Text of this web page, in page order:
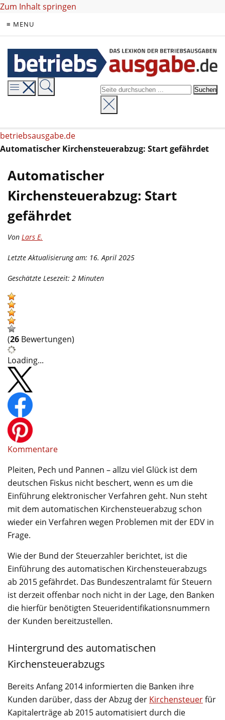
Zum Inhalt springen
≡ MENU
betriebsausgabe.de
Automatischer Kirchensteuerabzug: Start gefährdet
Automatischer
Kirchensteuerabzug: Start
gefährdet
Von Lars E.
Letzte Aktualisierung am: 16. April 2025
Geschätzte Lesezeit: 2 Minuten
(26 Bewertungen)
Loading...
Kommentare
Pleiten, Pech und Pannen – allzu viel Glück ist dem
deutschen Fiskus nicht beschert, wenn es um die
Einführung elektronischer Verfahren geht. Nun steht
mit dem automatischen Kirchensteuerabzug schon
wieder ein Verfahren wegen Problemen mit der EDV in
Frage.
Wie der Bund der Steuerzahler berichtet, ist die
Einführung des automatischen Kirchensteuerabzugs
ab 2015 gefährdet. Das Bundeszentralamt für Steuern
ist derzeit offenbar noch nicht in der Lage, den Banken
die hierfür benötigten Steueridentifikationsnummern
der Kunden bereitzustellen.
Hintergrund des automatischen
Kirchensteuerabzugs
Bereits Anfang 2014 informierten die Banken ihre
Kunden darüber, dass der Abzug der Kirchensteuerfür
Kapitalerträge ab 2015 automatisiert durch die